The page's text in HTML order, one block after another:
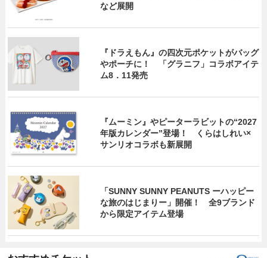
など展開
『ドラえもん』の四次元ポケットがバッグ
やポーチに！ 「グラニフ」コラボアイテ
ム8．11発売
『ムーミン』やピーターラビットの“2027
年版カレンダー”登場！ くらはしれい×
サンリオコラボも新展開
「SUNNY SUNNY PEANUTS ーハッピー
な旅のはじまりー」開催！ 全9ブランド
から限定アイテム登場